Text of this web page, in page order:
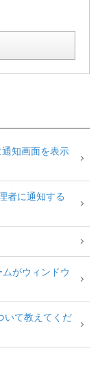
知画面を表示
者に通知する
がウィンドウ
いて教えてくだ